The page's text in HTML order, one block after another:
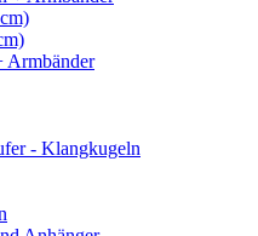
Armbänder
- Klangkugeln